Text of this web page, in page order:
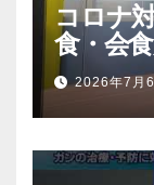
コロナ
食・会
（マス
放送の
2026年7月6